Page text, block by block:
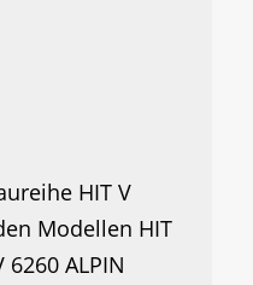
HIT V
Modellen HIT
6260 ALPIN